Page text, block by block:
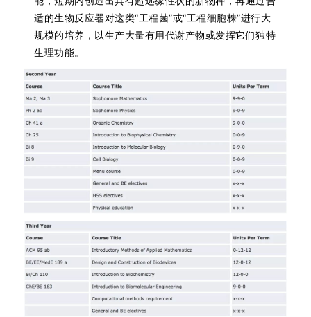
适的生物反应器对这类“工程菌”或“工程细胞株”进行大
规模的培养，以生产大量有用代谢产物或发挥它们独特
生理功能。